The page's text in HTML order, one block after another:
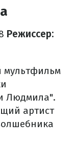
​Режиссер:
мультфильм
Людмила".
артист